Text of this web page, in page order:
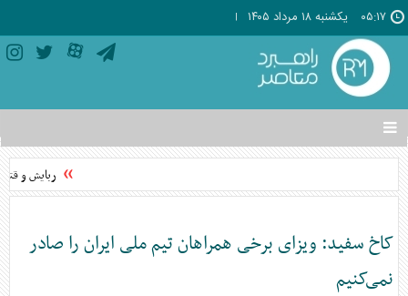
۰۵:۱۷ يکشنبه ۱۸ مرداد ۱۴۰۵
تغییر
وضعیت
منوی
ها
ربایش و
کاخ سفید: ویزای برخی همراهان تیم ملی ایران را صادر
نمی‌کنیم